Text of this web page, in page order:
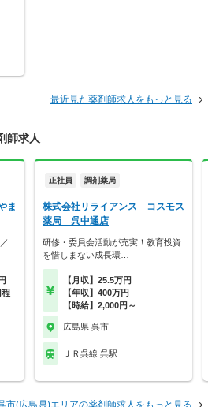
最近見た薬剤師求人をもっと見る
師求人
ま
程
正社員 調剤薬局
株式会社リライアンス コスモス
薬局 呉中通店
研修・委員会活動が充実！教育投資
を惜しまない成長環…
【月収】25.5万円
【年収】400万円
【時給】2,000円～
広島県 呉市
ＪＲ呉線 呉駅